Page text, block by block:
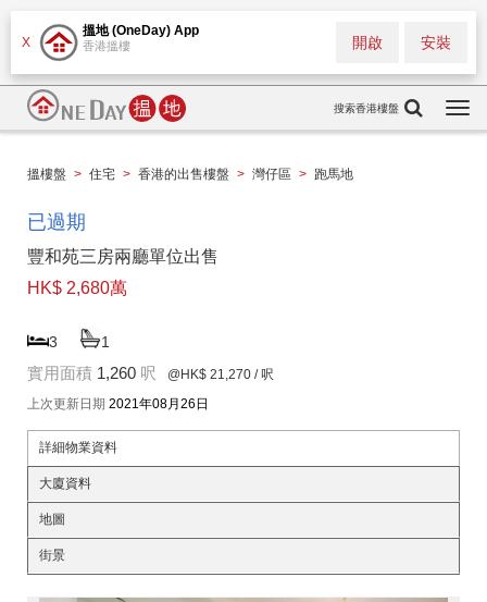
X
搵地 (OneDay) App
香港搵樓 安裝
開啟
搜索香港樓盤
搵樓盤 > 住宅 > 香港的出售樓盤 > 灣仔區 > 跑馬地
已過期
豐和苑三房兩廳單位出售
HK$ 2,680萬
3 1
實用面積 1,260 呎 @HK$ 21,270 / 呎
上次更新日期 2021年08月26日
詳細物業資料
大廈資料
地圖
街景